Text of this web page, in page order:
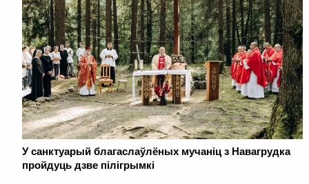
У санктуарый благаслаўлёных мучаніц з Навагрудка
пройдуць дзве пілігрымкі